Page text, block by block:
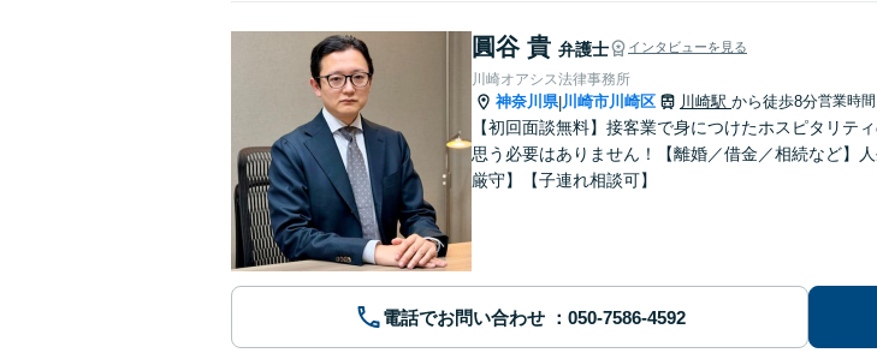
圓谷 貴 弁護士 インタビューを見る
川崎オアシス法律事務所
神奈川県|川崎市川崎区 川崎駅 から徒歩8分営業時
【初回面談無料】接客業で身につけたホスピタリテ
思う必要はありません！【離婚／借金／相続など】
厳守】【子連れ相談可】
電話でお問い合わせ